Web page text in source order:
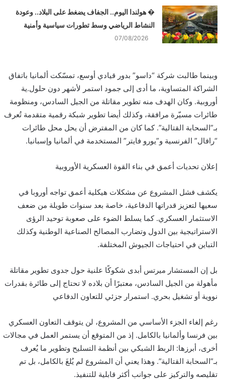
� هولندا اليوم.. الجفاف يضغط على البلاد.. وعودة
النشاط الرياضي وسط تطورات سياسية وأمنية
07/08/2026
وبينما طالبت شركة “داسو” بدور قيادي أوسع، تمسّكت ألمانيا باتفاق
الشراكة المتساوية، ما أدى إلى جمود استمر لأشهر دون حلول.ية
أوروبية. وكان الهدف منه تطوير مقاتلة من الجيل السادس، ومنظومة
طائرات مسيّرة مرافقة، وكذلك أيضا تطوير شبكة رقمية متقدمة تُعرف
بـ”السحابة القتالية”. كما كان من المفترض أن يحل محل طائرات
“رافال” الفرنسية و”يورو فايتر” المستخدمة في ألمانيا وإسبانيا.
إعلان تحديات أعمق في بناء القوة العسكرية الأوروبية
يكشف فشل المشروع عن مشكلات هيكلية أعمق تواجه أوروبا في
سعيها لتعزيز قدراتها الدفاعية، خاصة بعد سنوات طويلة من ضعف
الاستثمار العسكري. كما يسلط الضوء على صعوبة توحيد الرؤى
الاستراتيجية بين الدول وتضارب المصالح الصناعية الوطنية وكذلك
التباين في احتياجات الجيوش المختلفة.
بل إن المستشار ميرتس أبدى شكوكًا علنية حول جدوى تطوير مقاتلة
مأهولة من الجيل السادس، معتبرًا أن بلاده لا تحتاج إلى طائرة بقدرات
نووية أو تشغيل بحري. استمرار جزئي للتعاون الدفاعي
رغم إلغاء الجزء الأساسي من المشروع، لن يتوقف التعاون العسكري
بين فرنسا وألمانيا بالكامل. إذ من المتوقع أن يستمر العمل في مجالات
أخرى، أبرزها: الربط الشبكي بين أنظمة التسليح وتطوير ما يُعرف
بـ”السحابة القتالية”. وهذا يعني أن المشروع لم يُلغَ بالكامل، بل تم
تقليصه والتركيز على جوانب أكثر قابلية للتنفيذ.